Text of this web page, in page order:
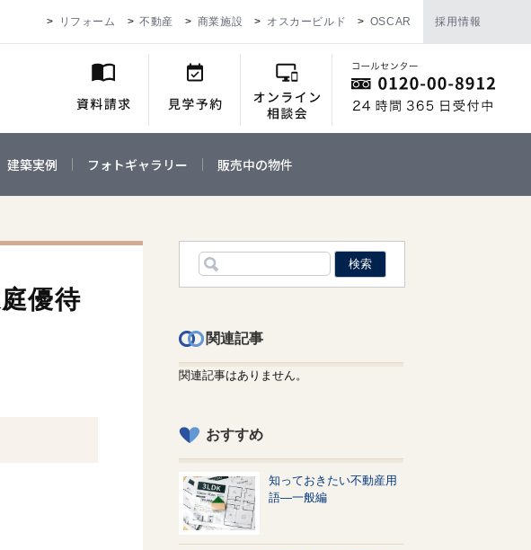
リフォーム 不動産 商業施設 オスカービルド OSCAR 採用情報
建築実例 フォトギャラリー 販売中の物件
優待
関連記事
関連記事はありません。
おすすめ
知っておきたい不動産用
語—一般編